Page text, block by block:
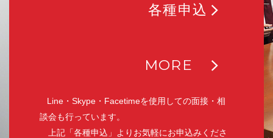
各種申込
MORE
Line・Skype・Facetimeを使用しての面接・相
談会も行っています。
上記「各種申込」よりお気軽にお申込みくださ